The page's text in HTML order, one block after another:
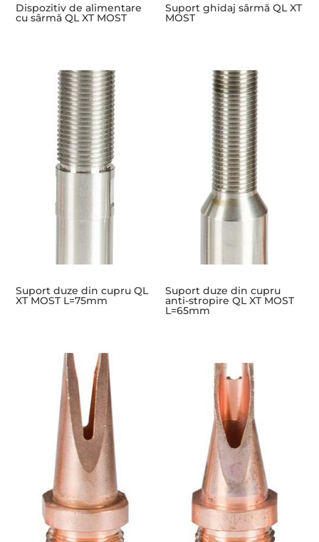
Dispozitiv de alimentare
cu sârmă QL XT MOST
Suport ghidaj sârmă QL XT
MOST
Suport duze din cupru QL
XT MOST L=75mm
Suport duze din cupru
anti-stropire QL XT MOST
L=65mm